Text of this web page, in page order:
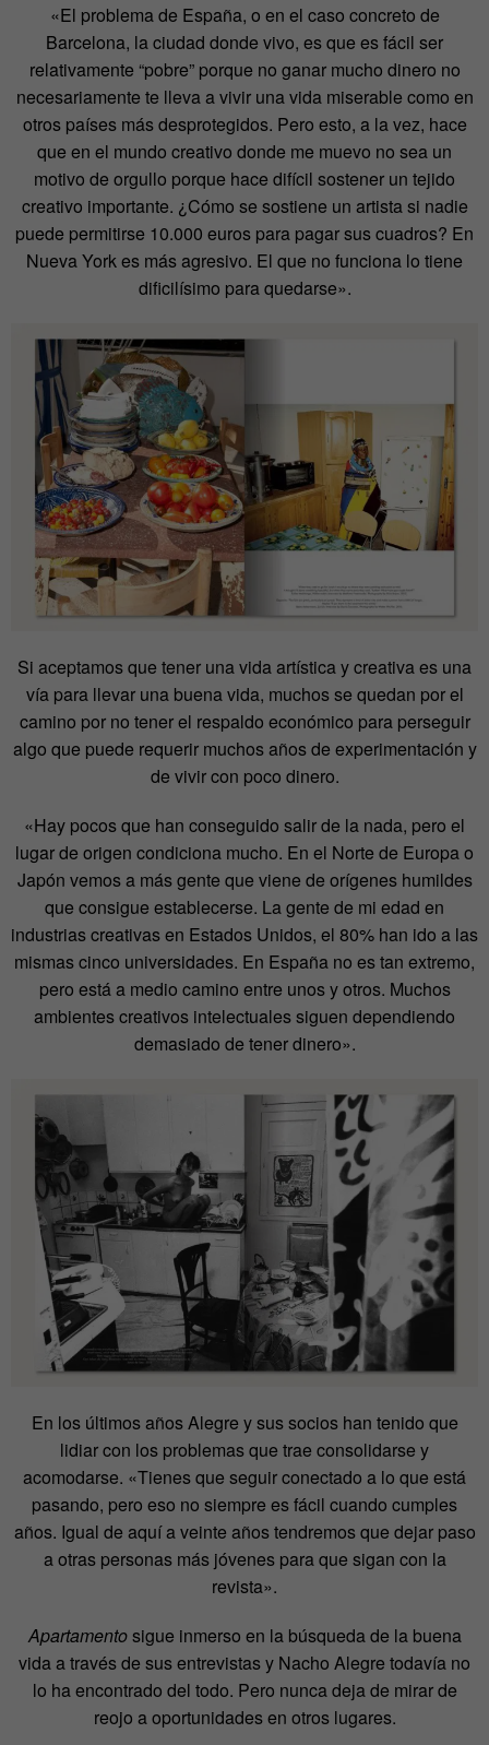
«El problema de España, o en el caso concreto de
Barcelona, la ciudad donde vivo, es que es fácil ser
relativamente “pobre” porque no ganar mucho dinero no
necesariamente te lleva a vivir una vida miserable como en
otros países más desprotegidos. Pero esto, a la vez, hace
que en el mundo creativo donde me muevo no sea un
motivo de orgullo porque hace difícil sostener un tejido
creativo importante. ¿Cómo se sostiene un artista si nadie
puede permitirse 10.000 euros para pagar sus cuadros? En
Nueva York es más agresivo. El que no funciona lo tiene
dificilísimo para quedarse».
Si aceptamos que tener una vida artística y creativa es una
vía para llevar una buena vida, muchos se quedan por el
camino por no tener el respaldo económico para perseguir
algo que puede requerir muchos años de experimentación y
de vivir con poco dinero.
«Hay pocos que han conseguido salir de la nada, pero el
lugar de origen condiciona mucho. En el Norte de Europa o
Japón vemos a más gente que viene de orígenes humildes
que consigue establecerse. La gente de mi edad en
industrias creativas en Estados Unidos, el 80% han ido a las
mismas cinco universidades. En España no es tan extremo,
pero está a medio camino entre unos y otros. Muchos
ambientes creativos intelectuales siguen dependiendo
demasiado de tener dinero».
En los últimos años Alegre y sus socios han tenido que
lidiar con los problemas que trae consolidarse y
acomodarse. «Tienes que seguir conectado a lo que está
pasando, pero eso no siempre es fácil cuando cumples
años. Igual de aquí a veinte años tendremos que dejar paso
a otras personas más jóvenes para que sigan con la
revista».
Apartamentosigue inmerso en la búsqueda de la buena
vida a través de sus entrevistas y Nacho Alegre todavía no
lo ha encontrado del todo. Pero nunca deja de mirar de
reojo a oportunidades en otros lugares.